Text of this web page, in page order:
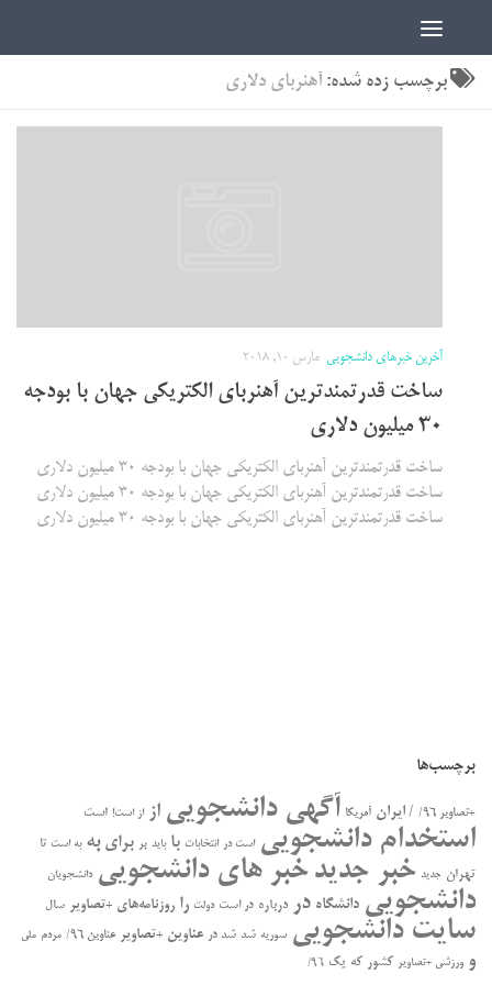
برچسب زده شده:آهنربای دلاری
آخرین خبرهای دانشجویی مارس 10, 2018
ساخت قدرتمندترین آهنربای الکتریکی جهان با بودجه‌
30 میلیون دلاری
ساخت قدرتمندترین آهنربای الکتریکی جهان با بودجه‌ 30 میلیون دلاری
ساخت قدرتمندترین آهنربای الکتریکی جهان با بودجه‌ 30 میلیون دلاری
ساخت قدرتمندترین آهنربای الکتریکی جهان با بودجه‌ 30 میلیون دلاری
برچسب‌ها
+تصاویر ۹۶/ / ایران آمریکا آگهی دانشجویی از از است! است
استخدام دانشجویی است در انتخابات با باید بر برای به به است تا
تهران جدید خبر جدیدخبر های دانشجویی دانشجویان
دانشجویی دانشگاه در درباره در ﺍﺳﺖ دولت را روزنامه‌های +تصاویر سال
سایت دانشجویی سوریه شد شد در عناوین +تصاویر عناوین ۹۶/ مردم ملی
ورزشی +تصاویر کشور که یک ۹۶/